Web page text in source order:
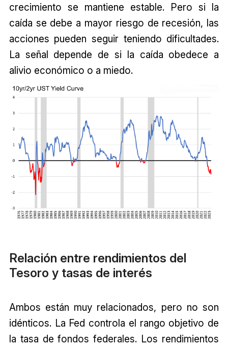
crecimiento se mantiene estable. Pero si la
caída se debe a mayor riesgo de recesión, las
acciones pueden seguir teniendo dificultades.
La señal depende de si la caída obedece a
alivio económico o a miedo.
Relación entre rendimientos del
Tesoro y tasas de interés
Ambos están muy relacionados, pero no son
idénticos. La Fed controla el rango objetivo de
la tasa de fondos federales. Los rendimientos